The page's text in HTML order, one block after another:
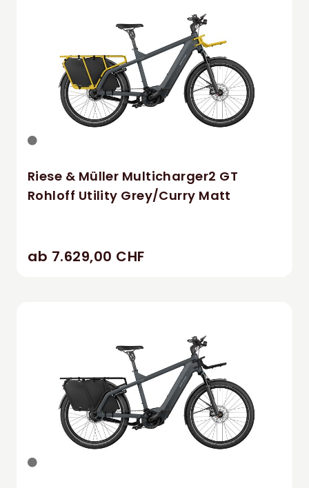
Riese & Müller Multicharger2 GT
Rohloff Utility Grey/Curry Matt
ab 7.629,00 CHF